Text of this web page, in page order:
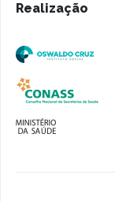
Realização